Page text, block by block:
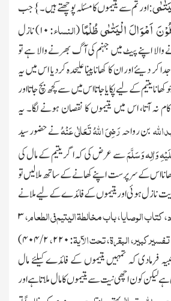
: اور تم سے یتیموں کا مسئلہ پوچھتے ہیں۔} جب
اَمْوَالَ الْیَتٰمٰى ظُلْمًا(النساء:۱۰) نازل
والا اپنے پیٹ میں جہنم کی آگ بھرنے والا ہے تو
دیئے اور ان کا کھانا پینا علیحدہ کردیا اس میں یہ
یتیم کے لیے پکایاجاتا اس میں سے کچھ بچ جاتا اور
نہ آتا، اس میں یتیموں کا نقصان ہونے لگا۔ یہ
بن رواحہرَضِیَ اللہُ تَعَالٰی عَنْہُنے حضور سید
وَاٰلِہ وَسَلَّمَسے عرض کی کہ اگر یتیم کے مال کی
اس کے سرپرست اپنے کھانے کے ساتھ ملالیں تو
نازل ہوئی اور یتیموں کے فائدے کے لیے ملانے
کتاب الوصایا، باب مخالطۃ الیتیم فی الطعام،۳
کبیر، البقرۃ، تحت الآیۃ:۲۲۰،۲/۴۰۴)
فرمادی کہ تمہیں یتیموں کے فائدے کیلئے مال
لیکن کون اچھی نیت سے یتیموں کا مال ملاتا ہے اور